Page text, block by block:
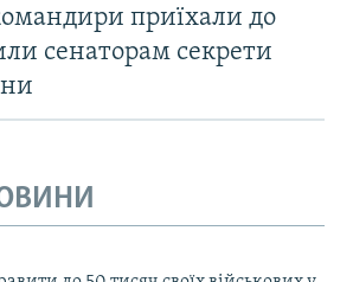
приїхали до
сенаторам секрети